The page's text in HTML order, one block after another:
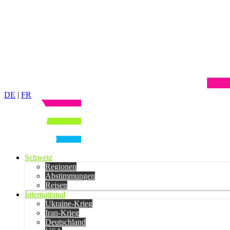
DE | FR
Schweiz
Regionen
Abstimmungen
Reisen
International
Ukraine-Krieg
Iran-Krieg
Deutschland